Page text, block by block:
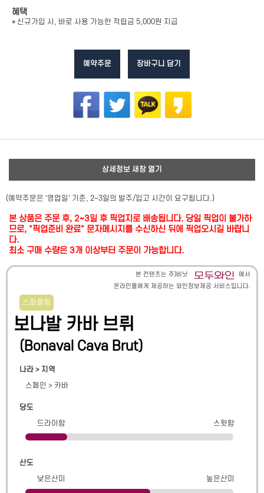
혜택
* 신규가입 시, 바로 사용 가능한 적립금 5,000원 지급
예약주문 장바구니 담기
상세정보 새창 열기
(예약주문은 '영업일' 기준, 2~3일의 발주/입고 시간이 요구됩니다.)
본 상품은 주문 후, 2~3일 후 픽업지로 배송됩니다. 당일 픽업이 불가하
므로, "픽업준비 완료" 문자메시지를 수신하신 뒤에 픽업오시길 바랍니
다.
최소 구매 수량은 3개 이상부터 주문이 가능합니다.
본 컨텐츠는 주)비닛
에서
온라인몰에게 제공하는 와인정보제공 서비스입니다.
스파클링
보나발 카바 브뤼
(Bonaval Cava Brut)
나라 > 지역
스페인 > 카바
당도
드라이함
스윗함
산도
낮은산미
높은산미